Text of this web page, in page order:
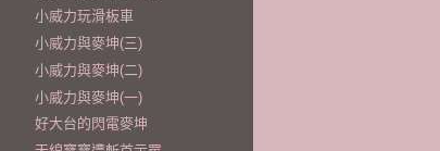
小威力玩滑板車
小威力與麥坤(三)
小威力與麥坤(二)
小威力與麥坤(一)
好大台的閃電麥坤